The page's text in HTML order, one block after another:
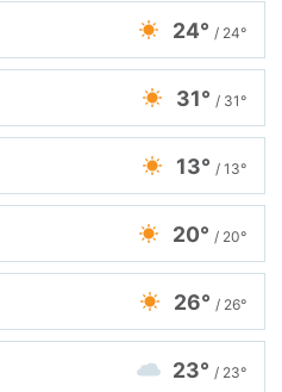
24° / 24°
31° / 31°
13° / 13°
20° / 20°
26° / 26°
23° / 23°